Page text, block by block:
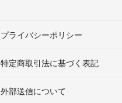
プライバシーポリシー
特定商取引法に基づく表記
外部送信について